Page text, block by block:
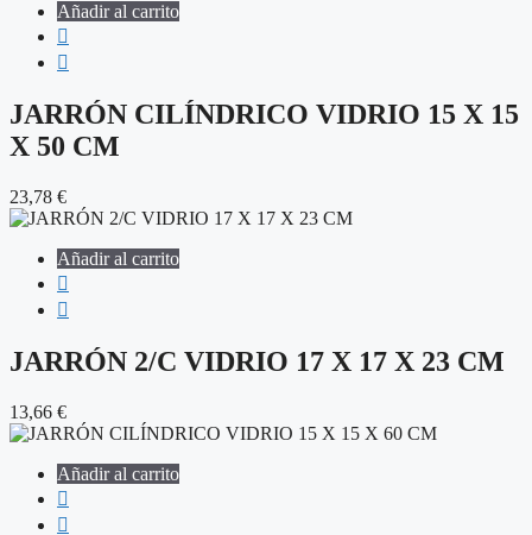
Añadir al carrito
JARRÓN CILÍNDRICO VIDRIO 15 X 15
X 50 CM
23,78 €
Añadir al carrito
JARRÓN 2/C VIDRIO 17 X 17 X 23 CM
13,66 €
Añadir al carrito